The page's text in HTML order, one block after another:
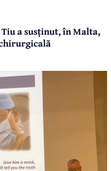
a susținut, în Malta,